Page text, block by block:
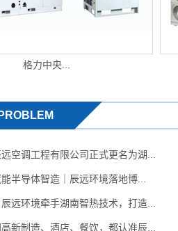
格力中央...
空调工程有限公司正式更名为湖...
半导体智造｜辰远环境落地博...
远环境牵手湖南智热技术，打造...
新制造、酒店、餐饮，都认准辰...